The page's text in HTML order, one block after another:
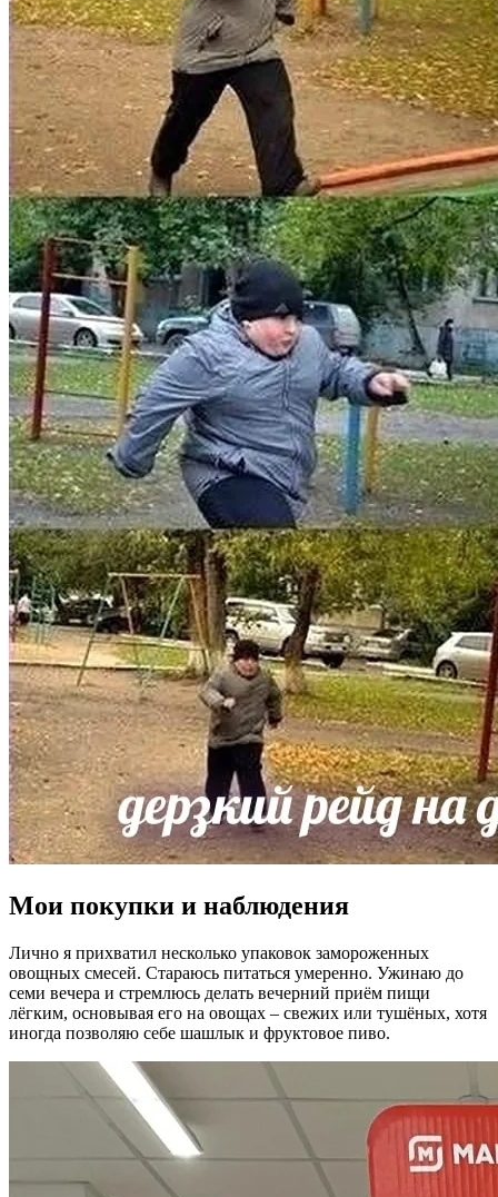
Мои покупки и наблюдения
Лично я прихватил несколько упаковок замороженных
овощных смесей. Стараюсь питаться умеренно. Ужинаю до
семи вечера и стремлюсь делать вечерний приём пищи
лёгким, основывая его на овощах – свежих или тушёных, хотя
иногда позволяю себе шашлык и фруктовое пиво.